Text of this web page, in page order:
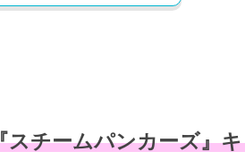
スチームパンカーズ』